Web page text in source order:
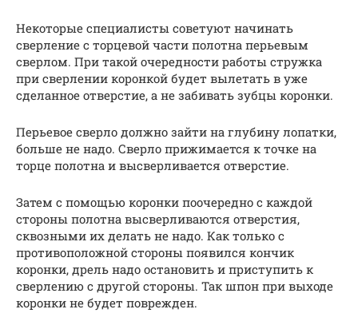
Некоторые специалисты советуют начинать
сверление с торцевой части полотна перьевым
сверлом. При такой очередности работы стружка
при сверлении коронкой будет вылетать в уже
сделанное отверстие, а не забивать зубцы коронки.
Перьевое сверло должно зайти на глубину лопатки,
больше не надо. Сверло прижимается к точке на
торце полотна и высверливается отверстие.
Затем с помощью коронки поочередно с каждой
стороны полотна высверливаются отверстия,
сквозными их делать не надо. Как только с
противоположной стороны появился кончик
коронки, дрель надо остановить и приступить к
сверлению с другой стороны. Так шпон при выходе
коронки не будет поврежден.